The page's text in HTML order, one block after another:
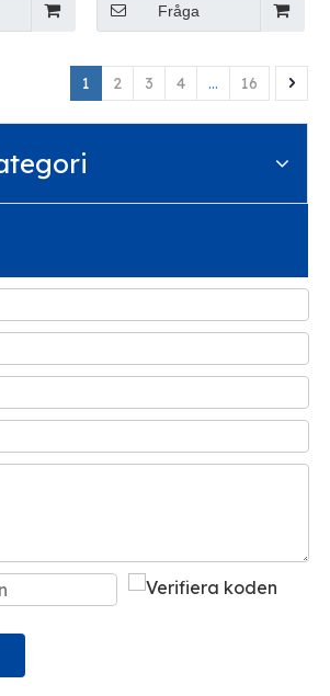
Fråga
1 2 3 4 ... 16